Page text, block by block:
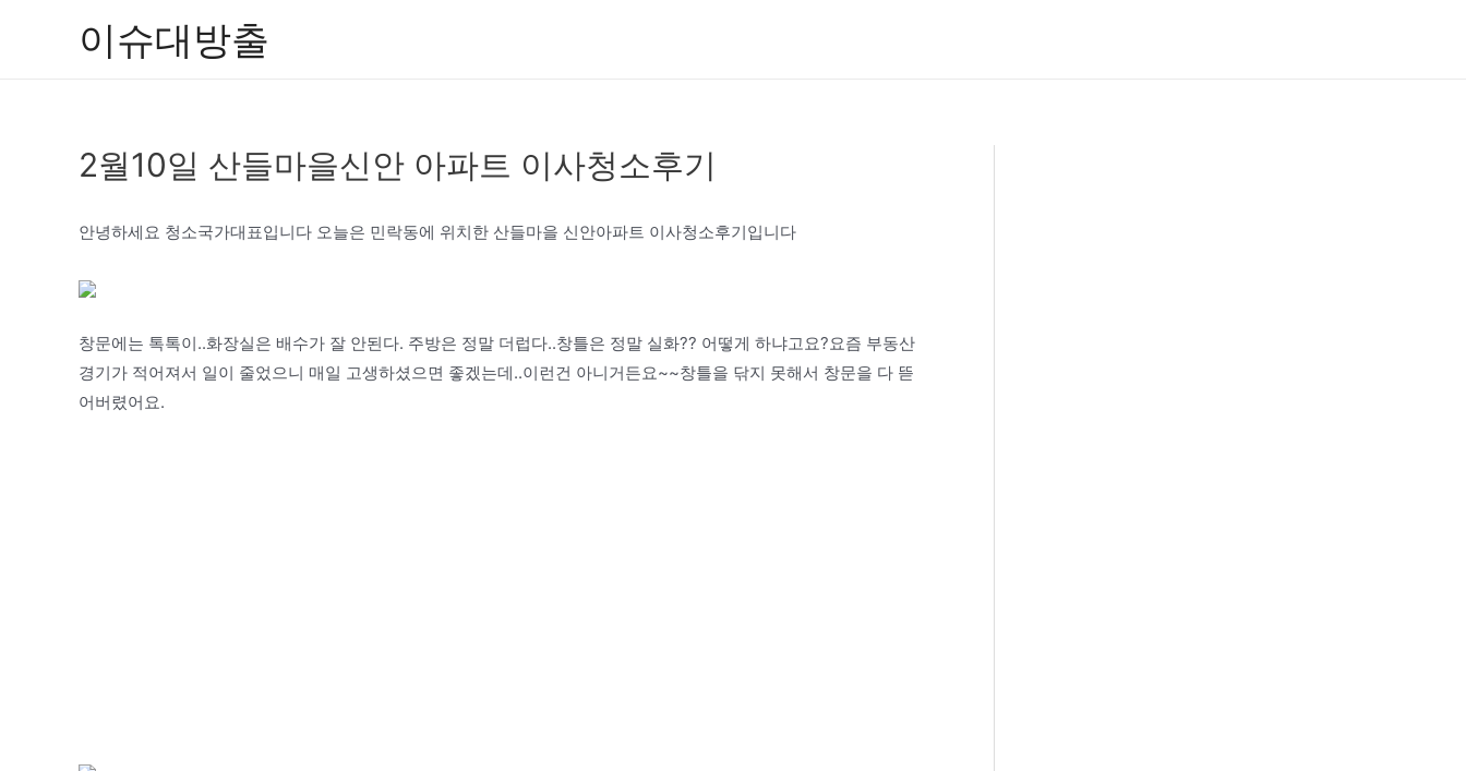
이슈대방출
2월10일 산들마을신안 아파트 이사청소후기
안녕하세요 청소국가대표입니다 오늘은 민락동에 위치한 산들마을 신안아파트 이사청소후기입니다
창문에는 톡톡이..화장실은 배수가 잘 안된다. 주방은 정말 더럽다..창틀은 정말 실화?? 어떻게 하냐고요?요즘 부동산
경기가 적어져서 일이 줄었으니 매일 고생하셨으면 좋겠는데..이런건 아니거든요~~창틀을 닦지 못해서 창문을 다 뜯
어버렸어요.